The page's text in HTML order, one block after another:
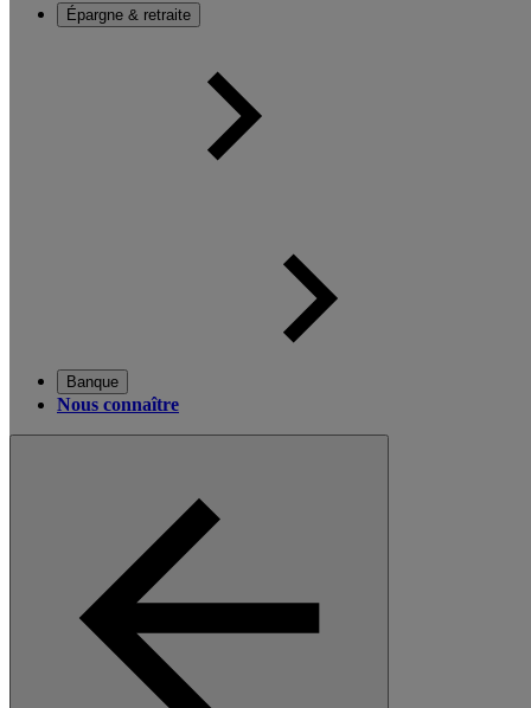
Épargne & retraite
Banque
Nous connaître